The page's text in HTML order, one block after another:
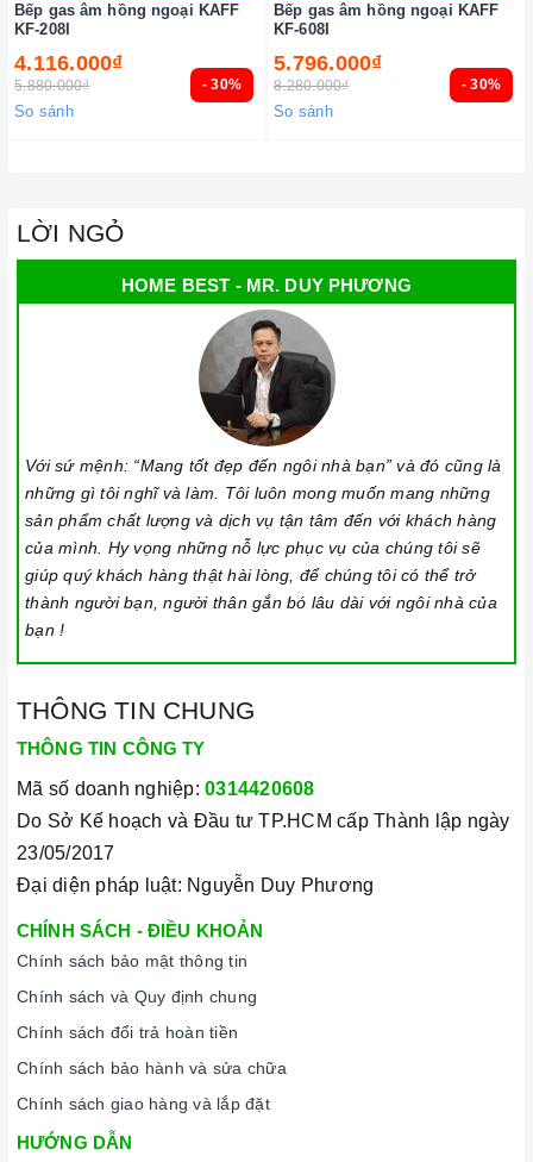
- 30%
Bếp gas âm hồng ngoại KAFF
KF-208I
4.116.000₫
5.880.000₫
So sánh
- 30%
Bếp gas âm hồng ngoại KAFF
KF-608I
5.796.000₫
8.280.000₫
So sánh
LỜI NGỎ
HOME BEST - MR. DUY PHƯƠNG
Với sứ mệnh: “Mang tốt đẹp đến ngôi nhà bạn” và đó cũng là
những gì tôi nghĩ và làm. Tôi luôn mong muốn mang những
sản phẩm chất lượng và dịch vụ tận tâm đến với khách hàng
của mình. Hy vọng những nỗ lực phục vụ của chúng tôi sẽ
giúp quý khách hàng thật hài lòng, để chúng tôi có thể trở
thành người bạn, người thân gắn bó lâu dài với ngôi nhà của
bạn !
THÔNG TIN CHUNG
THÔNG TIN CÔNG TY
Mã số doanh nghiệp: 0314420608
Do Sở Kế hoạch và Đầu tư TP.HCM cấp Thành lập ngày
23/05/2017
Đại diện pháp luật: Nguyễn Duy Phương
CHÍNH SÁCH - ĐIỀU KHOẢN
Chính sách bảo mật thông tin
Chính sách và Quy định chung
Chính sách đổi trả hoàn tiền
Chính sách bảo hành và sửa chữa
Chính sách giao hàng và lắp đặt
HƯỚNG DẪN